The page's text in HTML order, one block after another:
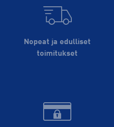
Nopeat ja edulliset
toimitukset